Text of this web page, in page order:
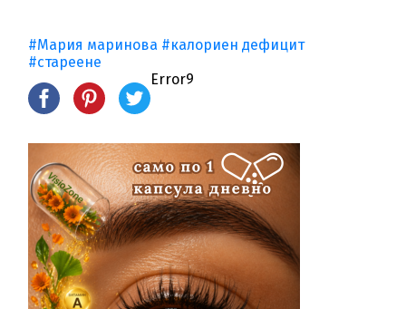
#Мария маринова #калориен дефицит
#стареене
Error9